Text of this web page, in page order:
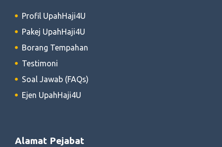
Profil UpahHaji4U
Pakej UpahHaji4U
Borang Tempahan
Testimoni
Soal Jawab (FAQs)
Ejen UpahHaji4U
Alamat Pejabat